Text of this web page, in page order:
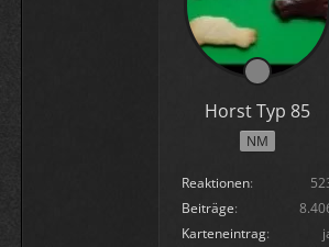
Horst Typ 85
NM
Reaktionen
Beiträge
Karteneintrag